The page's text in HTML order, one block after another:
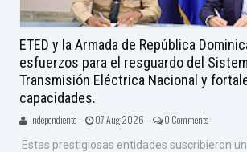
ETED y la Armada de República
esfuerzos para el resguardo del
Transmisión Eléctrica Nacional y
capacidades.
Independiente - 07 Aug 2026 - 0 Comments
Estas prestigiosas entidades suscribieron